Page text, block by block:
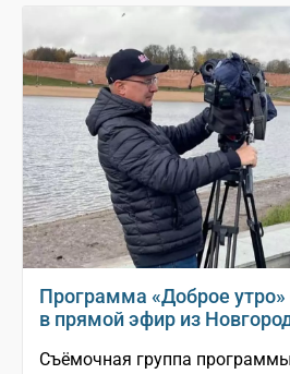
Программа «Доброе
в прямой эфир из
Съëмочная группа